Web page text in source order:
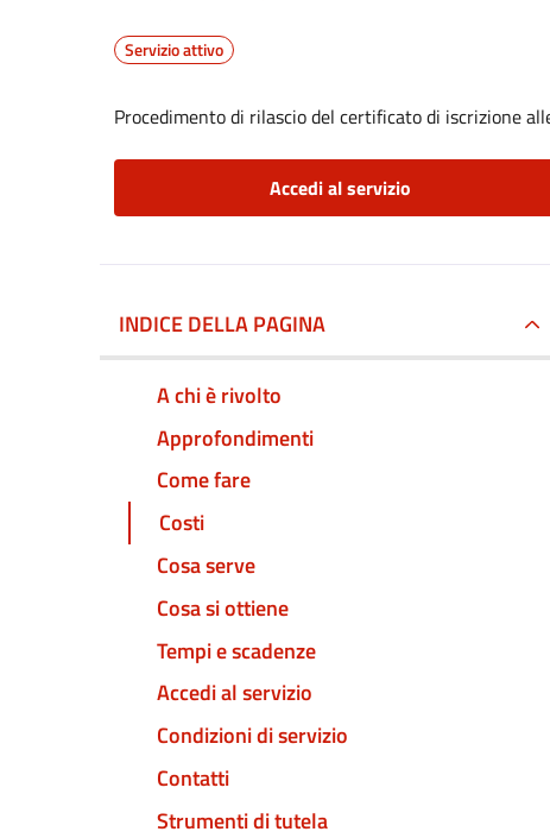
Servizio attivo
Procedimento di rilascio del certificato di iscrizione
Accedi al servizio
INDICE DELLA PAGINA
A chi è rivolto
Approfondimenti
Come fare
Costi
Cosa serve
Cosa si ottiene
Tempi e scadenze
Accedi al servizio
Condizioni di servizio
Contatti
Strumenti di tutela